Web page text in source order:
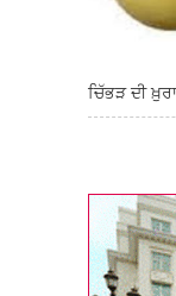
ਚਿੱਭੜ ਦੀ